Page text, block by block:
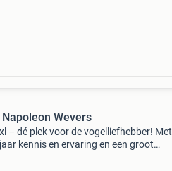
Wevers
– dé plek voor de vogelliefhebber! Met
kennis en ervaring en een groot